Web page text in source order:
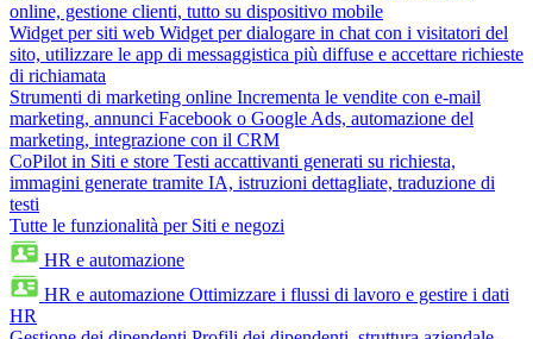
online, gestione clienti, tutto su dispositivo mobile
Widget per siti web Widget per dialogare in chat con i visitatori del
sito, utilizzare le app di messaggistica più diffuse e accettare richieste
di richiamata
Strumenti di marketing online Incrementa le vendite con e-mail
marketing, annunci Facebook o Google Ads, automazione del
marketing, integrazione con il CRM
CoPilot in Siti e store Testi accattivanti generati su richiesta,
immagini generate tramite IA, istruzioni dettagliate, traduzione di
testi
Tutte le funzionalità per Siti e negozi
HR e automazione
HR e automazione Ottimizzare i flussi di lavoro e gestire i dati
HR